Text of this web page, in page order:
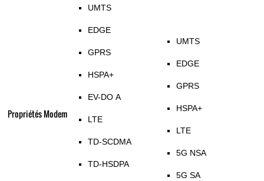
Propriétés Modem
UMTS
EDGE
GPRS
HSPA+
EV-DO A
LTE
TD-SCDMA
TD-HSDPA
UMTS
EDGE
GPRS
HSPA+
LTE
5G NSA
5G SA